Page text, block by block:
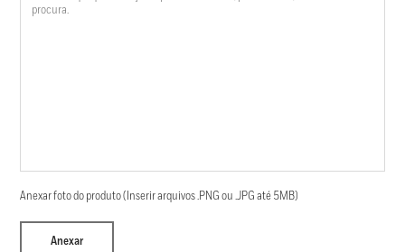
Anexar foto do produto (Inserir arquivos .PNG ou .JPG até 5MB)
Anexar